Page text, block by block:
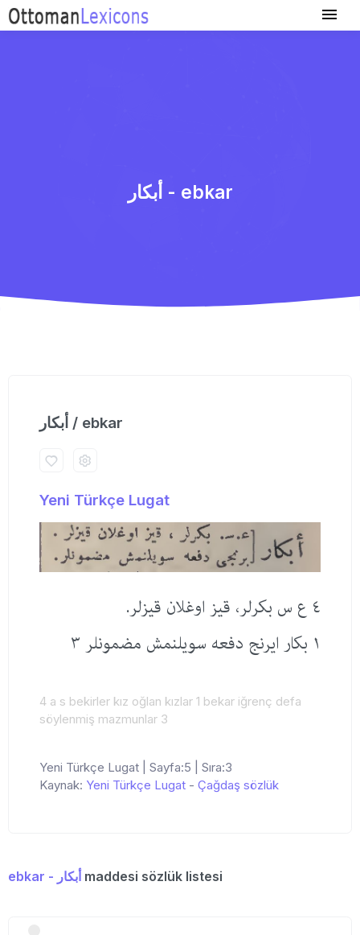
أبكار - ebkar
أبكار / ebkar
Yeni Türkçe Lugat
٤ ع س بكرلر، قیز اوغلان قیزلر.
١ بكار ایرنج دفعه سویلنمش مضمونلر ٣
4 a s bekirler kız oğlan kızlar 1 bekar iğrenç defa
söylenmiş mazmunlar 3
Yeni Türkçe Lugat | Sayfa:5 | Sıra:3
Kaynak: Yeni Türkçe Lugat - Çağdaş sözlük
ebkar - أبكار maddesi sözlük listesi